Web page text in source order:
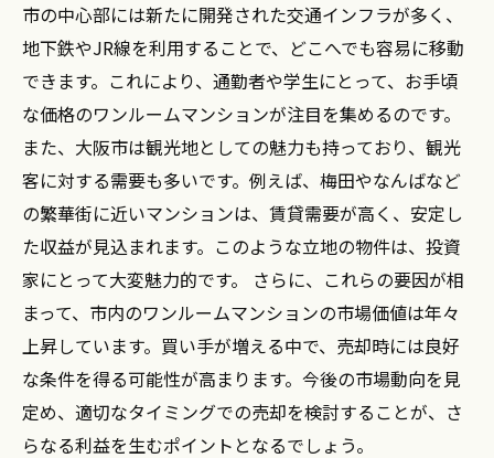
市の中心部には新たに開発された交通インフラが多く、
地下鉄やJR線を利用することで、どこへでも容易に移動
できます。これにより、通勤者や学生にとって、お手頃
な価格のワンルームマンションが注目を集めるのです。
また、大阪市は観光地としての魅力も持っており、観光
客に対する需要も多いです。例えば、梅田やなんばなど
の繁華街に近いマンションは、賃貸需要が高く、安定し
た収益が見込まれます。このような立地の物件は、投資
家にとって大変魅力的です。 さらに、これらの要因が相
まって、市内のワンルームマンションの市場価値は年々
上昇しています。買い手が増える中で、売却時には良好
な条件を得る可能性が高まります。今後の市場動向を見
定め、適切なタイミングでの売却を検討することが、さ
らなる利益を生むポイントとなるでしょう。